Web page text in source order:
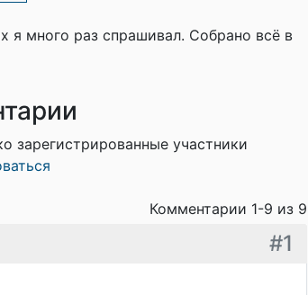
много раз спрашивал. Собрано всё в
зарегистрированные участники
Комментарии 1-9 из 9
#1